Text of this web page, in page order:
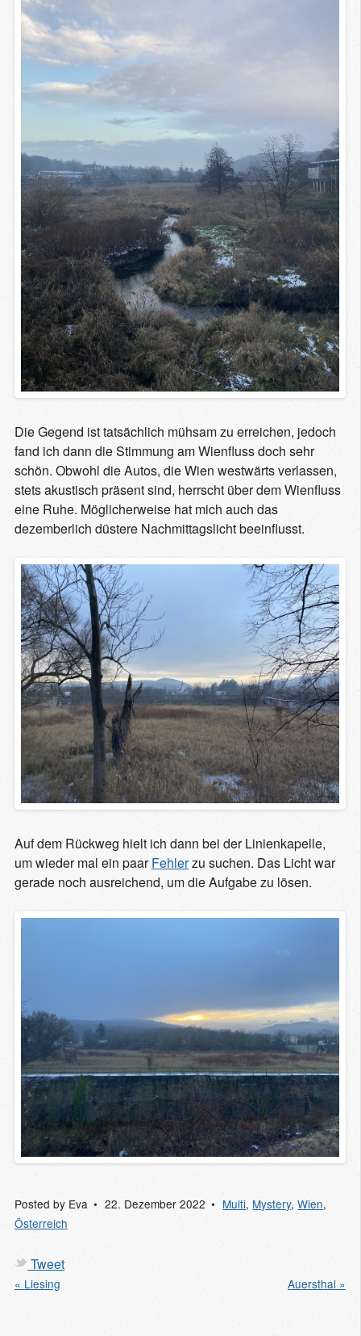
Die Gegend ist tatsächlich mühsam zu erreichen, jedoch
fand ich dann die Stimmung am Wienfluss doch sehr
schön. Obwohl die Autos, die Wien westwärts verlassen,
stets akustisch präsent sind, herrscht über dem Wienfluss
eine Ruhe. Möglicherweise hat mich auch das
dezemberlich düstere Nachmittagslicht beeinflusst.
Auf dem Rückweg hielt ich dann bei der Linienkapelle,
um wieder mal ein paarFehlerzu suchen. Das Licht war
gerade noch ausreichend, um die Aufgabe zu lösen.
Posted by Eva 22. Dezember 2022 Multi, Mystery,Wien,
Österreich
Tweet
« Liesing Auersthal »